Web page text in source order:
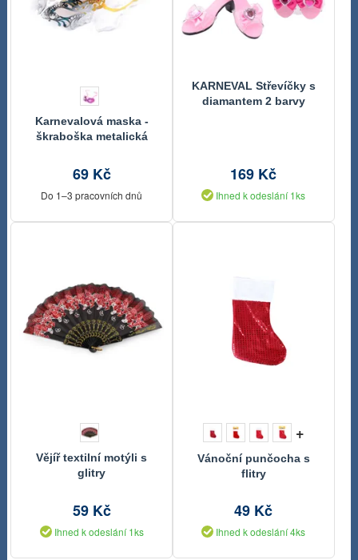
Karnevalová maska -
škraboška metalická
69 Kč
Do 1–3 pracovních dnů
KARNEVAL Střevíčky s
diamantem 2 barvy
169 Kč
Ihned k odeslání 1ks
Vějíř textilní motýli s
glitry
59 Kč
Ihned k odeslání 1ks
+
Vánoční punčocha s
flitry
49 Kč
Ihned k odeslání 4ks